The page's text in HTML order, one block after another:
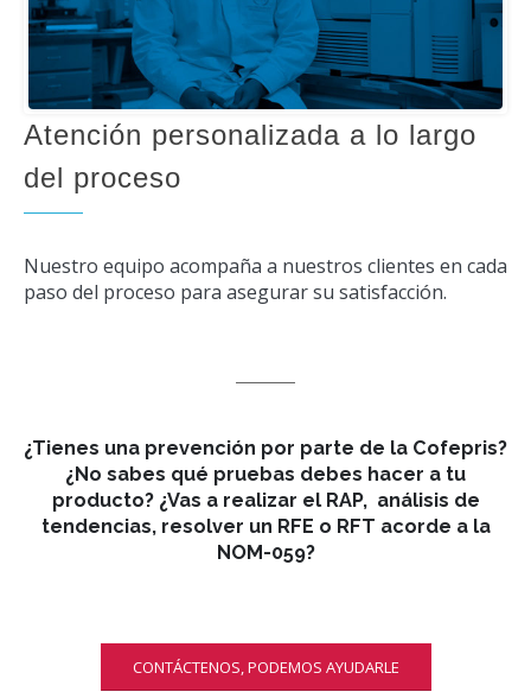
Atención personalizada a lo largo
del proceso
Nuestro equipo acompaña a nuestros clientes en cada
paso del proceso para asegurar su satisfacción.
¿Tienes una prevención por parte de la Cofepris?
¿No sabes qué pruebas debes hacer a tu
producto? ¿Vas a realizar el RAP, análisis de
tendencias, resolver un RFE o RFT acorde a la
NOM-059?
CONTÁCTENOS, PODEMOS AYUDARLE